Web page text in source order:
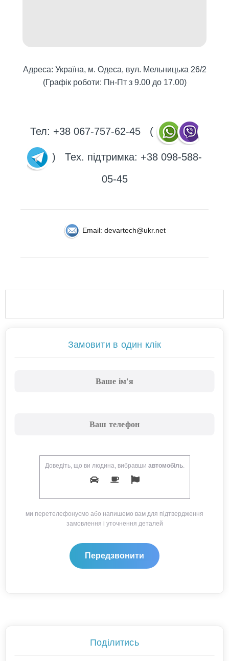
Адреса: Україна, м. Одеса, вул. Мельницька 26/2
(Графік роботи: Пн-Пт з 9.00 до 17.00)
Тел: +38 067-757-62-45 (
) Тех. підтримка: +38 098-588-
05-45
Email: devartech@ukr.net
Замовити в один клік
Доведіть, що ви людина, вибравши автомобіль.
ми перетелефонуємо або напишемо вам для підтвердження
замовлення і уточнення деталей
Поділитись